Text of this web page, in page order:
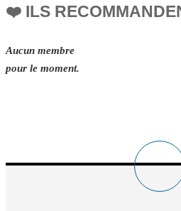
❤️ ILS
Aucun membre
pour le moment.